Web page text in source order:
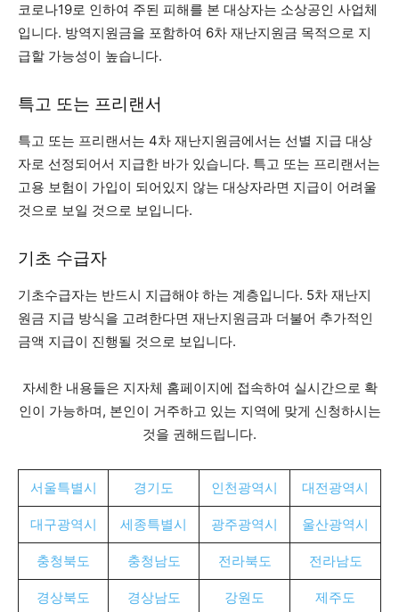
코로나19로 인하여 주된 피해를 본 대상자는 소상공인 사업체
입니다. 방역지원금을 포함하여 6차 재난지원금 목적으로 지
급할 가능성이 높습니다.
특고 또는 프리랜서
특고 또는 프리랜서는 4차 재난지원금에서는 선별 지급 대상
자로 선정되어서 지급한 바가 있습니다. 특고 또는 프리랜서는
고용 보험이 가입이 되어있지 않는 대상자라면 지급이 어려울
것으로 보일 것으로 보입니다.
기초 수급자
기초수급자는 반드시 지급해야 하는 계층입니다. 5차 재난지
원금 지급 방식을 고려한다면 재난지원금과 더불어 추가적인
금액 지급이 진행될 것으로 보입니다.
자세한 내용들은 지자체 홈페이지에 접속하여 실시간으로 확
인이 가능하며, 본인이 거주하고 있는 지역에 맞게 신청하시는
것을 권해드립니다.
서울특별시 경기도 인천광역시 대전광역시
대구광역시 세종특별시 광주광역시 울산광역시
충청북도 충청남도 전라북도 전라남도
경상북도 경상남도 강원도 제주도